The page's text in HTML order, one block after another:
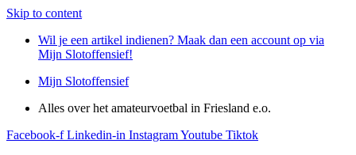
Skip to content
Wil je een artikel indienen? Maak dan een account op via
Mijn Slotoffensief!
Mijn Slotoffensief
Alles over het amateurvoetbal in Friesland e.o.
Facebook-f Linkedin-in InstagramYoutube Tiktok